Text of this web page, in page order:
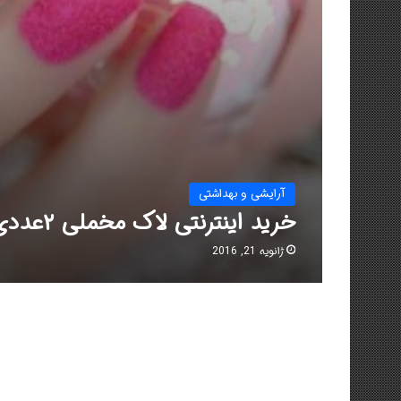
آرایشی و بهداشتی
خرید اینترنتی لاک مخملی ۲عددی
ژانویه 21, 2016